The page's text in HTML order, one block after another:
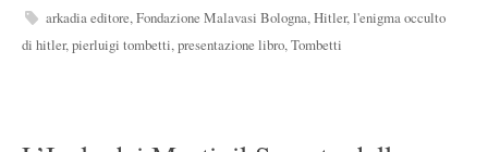
arkadia editore,Fondazione Malavasi Bologna,Hitler,l'enigma occulto
di hitler,pierluigi tombetti,presentazione libro,Tombetti